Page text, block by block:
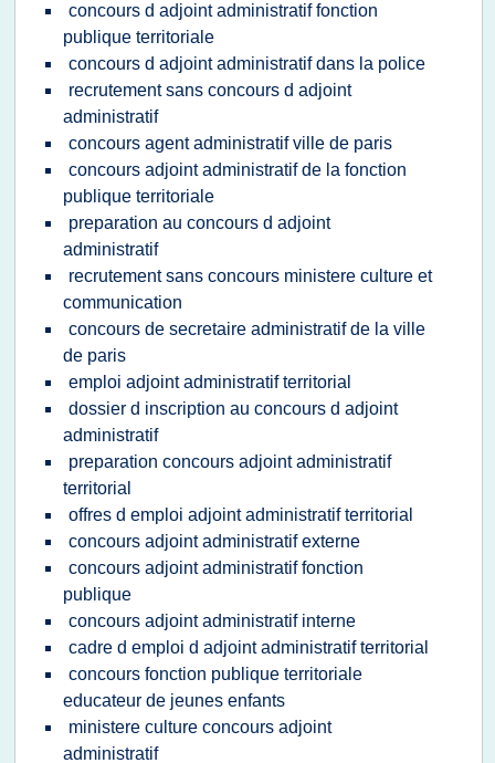
concours d adjoint administratif fonction
publique territoriale
concours d adjoint administratif dans la police
recrutement sans concours d adjoint
administratif
concours agent administratif ville de paris
concours adjoint administratif de la fonction
publique territoriale
preparation au concours d adjoint
administratif
recrutement sans concours ministere culture et
communication
concours de secretaire administratif de la ville
de paris
emploi adjoint administratif territorial
dossier d inscription au concours d adjoint
administratif
preparation concours adjoint administratif
territorial
offres d emploi adjoint administratif territorial
concours adjoint administratif externe
concours adjoint administratif fonction
publique
concours adjoint administratif interne
cadre d emploi d adjoint administratif territorial
concours fonction publique territoriale
educateur de jeunes enfants
ministere culture concours adjoint
administratif